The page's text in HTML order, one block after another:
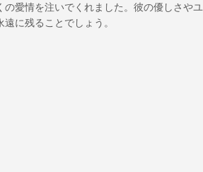
の愛情を注いでくれました。彼の優しさやユ
に残ることでしょう。